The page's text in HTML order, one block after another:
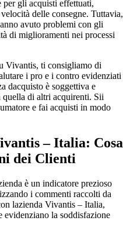
per gli acquisti effettuati,
delle consegne. Tuttavia,
avuto problemi con gli
di miglioramenti nei processi
Vivantis, ti consigliamo di
i pro e i contro evidenziati
dacquisto è soggettiva e
quella di altri acquirenti. Sii
e fai acquisti in modo
– Italia: Cosa
dei Clienti
è un indicatore prezioso
i commenti raccolti da
lazienda Vivantis – Italia,
evidenziano la soddisfazione